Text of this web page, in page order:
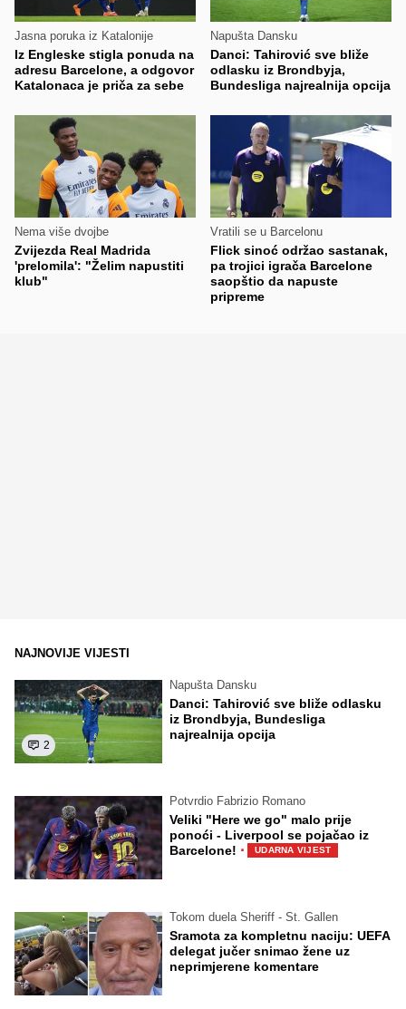
Jasna poruka iz Katalonije
Iz Engleske stigla ponuda na
adresu Barcelone, a odgovor
Katalonaca je priča za sebe
Napušta Dansku
Danci: Tahirović sve bliže
odlasku iz Brondbyja,
Bundesliga najrealnija opcija
Nema više dvojbe
Zvijezda Real Madrida
'prelomila': "Želim napustiti
klub"
Vratili se u Barcelonu
Flick sinoć održao sastanak,
pa trojici igrača Barcelone
saopštio da napuste
pripreme
NAJNOVIJE VIJESTI
2
Napušta Dansku
Danci: Tahirović sve bliže odlasku
iz Brondbyja, Bundesliga
najrealnija opcija
Potvrdio Fabrizio Romano
Veliki "Here we go" malo prije
ponoći - Liverpool se pojačao iz
Barcelone! · UDARNA VIJEST
Tokom duela Sheriff - St. Gallen
Sramota za kompletnu naciju: UEFA
delegat jučer snimao žene uz
neprimjerene komentare